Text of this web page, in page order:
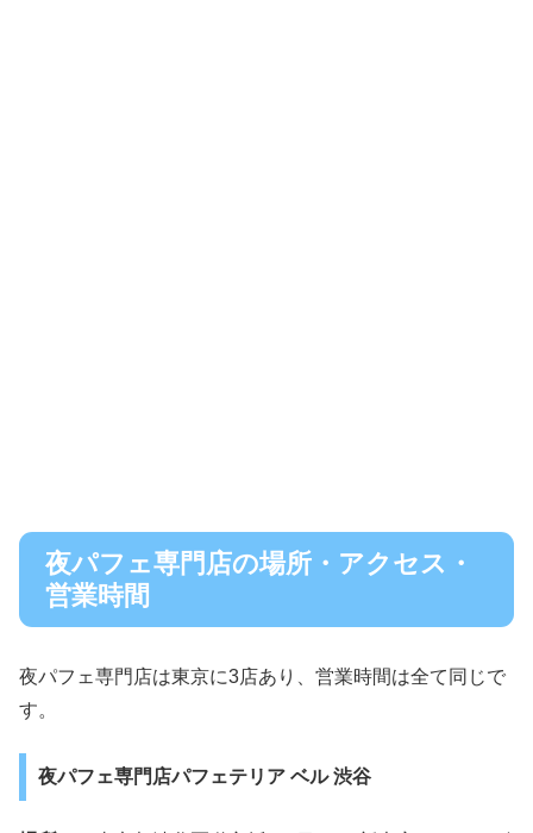
夜パフェ専門店の場所・アクセス・
営業時間
夜パフェ専門店は東京に3店あり、営業時間は全て同じで
す。
夜パフェ専門店パフェテリア ベル 渋谷